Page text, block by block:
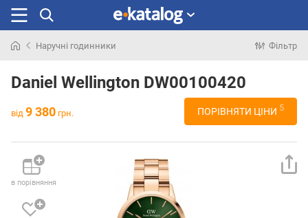
раніше
Наручні годинники Фільтр
Daniel Wellington DW00100420
від 9 380 грн. ПОРІВНЯТИ ЦІНИ 5
в порівняння